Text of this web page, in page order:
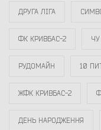
ДРУГА ЛІГА
ФК КРИВБАС-2
РУДОМАЙН 10
ЖФК КРИВБАС-2
ДЕНЬ НАРОДЖЕННЯ